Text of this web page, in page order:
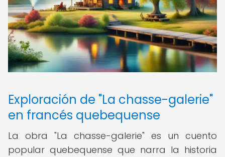
Exploración de "La chasse-galerie"
en francés quebequense
La obra "La chasse-galerie" es un cuento
popular quebequense que narra la historia